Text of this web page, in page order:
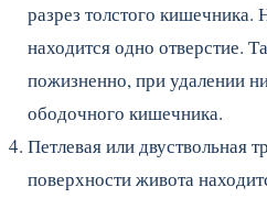
разрез толстого
находится одно отверстие.
пожизненно, при удалении
ободочного кишечника.
Петлевая или двуствольная
поверхности живота